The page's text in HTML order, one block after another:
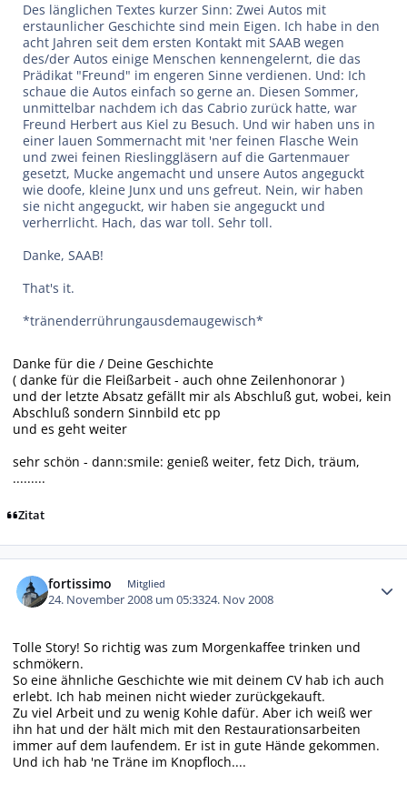
Des länglichen Textes kurzer Sinn: Zwei Autos mit
erstaunlicher Geschichte sind mein Eigen. Ich habe in den
acht Jahren seit dem ersten Kontakt mit SAAB wegen
des/der Autos einige Menschen kennengelernt, die das
Prädikat "Freund" im engeren Sinne verdienen. Und: Ich
schaue die Autos einfach so gerne an. Diesen Sommer,
unmittelbar nachdem ich das Cabrio zurück hatte, war
Freund Herbert aus Kiel zu Besuch. Und wir haben uns in
einer lauen Sommernacht mit 'ner feinen Flasche Wein
und zwei feinen Rieslinggläsern auf die Gartenmauer
gesetzt, Mucke angemacht und unsere Autos angeguckt
wie doofe, kleine Junx und uns gefreut. Nein, wir haben
sie nicht angeguckt, wir haben sie angeguckt und
verherrlicht. Hach, das war toll. Sehr toll.
Danke, SAAB!
That's it.
*tränenderrührungausdemaugewisch*
Danke für die / Deine Geschichte
( danke für die Fleißarbeit - auch ohne Zeilenhonorar )
und der letzte Absatz gefällt mir als Abschluß gut, wobei, kein
Abschluß sondern Sinnbild etc pp
und es geht weiter
sehr schön - dann:smile: genieß weiter, fetz Dich, träum,
.........
Zitat
fortissimo Mitglied
24. November 2008 um 05:3324. Nov 2008
Tolle Story! So richtig was zum Morgenkaffee trinken und
schmökern.
So eine ähnliche Geschichte wie mit deinem CV hab ich auch
erlebt. Ich hab meinen nicht wieder zurückgekauft.
Zu viel Arbeit und zu wenig Kohle dafür. Aber ich weiß wer
ihn hat und der hält mich mit den Restaurationsarbeiten
immer auf dem laufendem. Er ist in gute Hände gekommen.
Und ich hab 'ne Träne im Knopfloch....